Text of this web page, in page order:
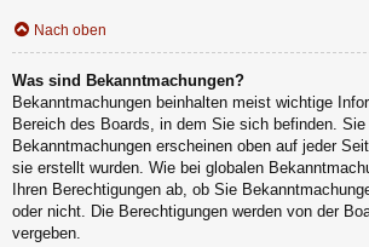
Nach oben
Was sind Bekanntmachungen?
Bekanntmachungen beinhalten meist wichtige
Bereich des Boards, in dem Sie sich befinden.
Bekanntmachungen erscheinen oben auf jeder
sie erstellt wurden. Wie bei globalen
Ihren Berechtigungen ab, ob Sie
oder nicht. Die Berechtigungen werden von der
vergeben.